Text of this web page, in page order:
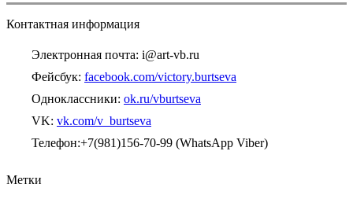
Номер телефона
Email
Сообщение
Отправить
Контактная информация
Электронная почта: i@art-vb.ru
Фейсбук: facebook.com/victory.burtseva
Одноклассники: ok.ru/vburtseva
VK: vk.com/v_burtseva
Телефон:+7(981)156-70-99 (WhatsApp Viber)
Метки